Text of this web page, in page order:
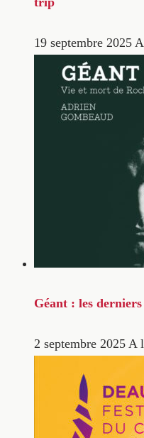
19 septembre 2025
Géant : les
2 septembre 2025 A